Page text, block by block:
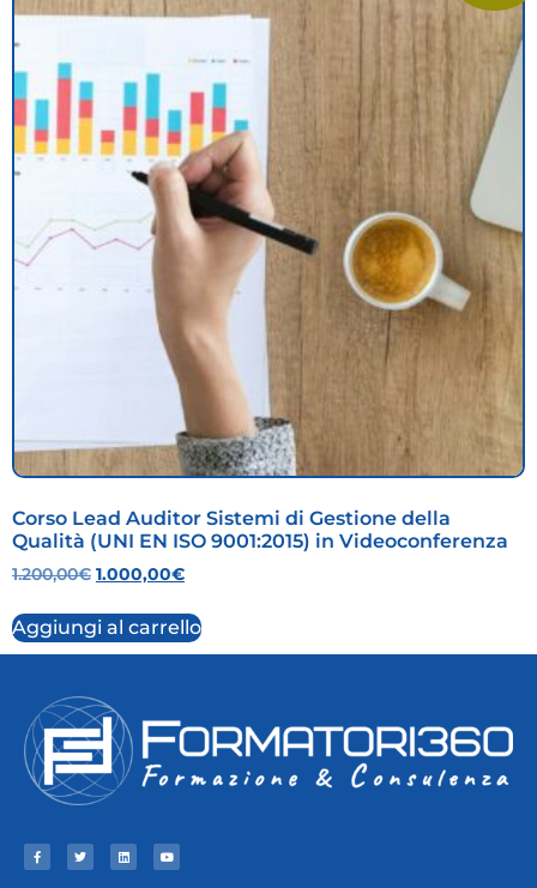
Corso Lead Auditor Sistemi di Gestione della
Qualità (UNI EN ISO 9001:2015) in Videoconferenza
1.200,00€ 1.000,00€
Aggiungi al carrello